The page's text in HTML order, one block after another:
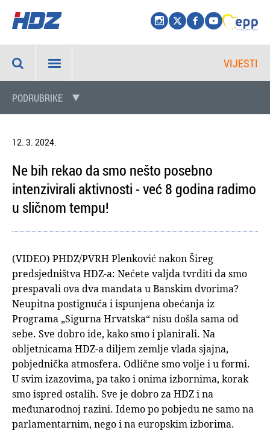
VIJESTI
PODRUBRIKE
12. 3. 2024.
Ne bih rekao da smo nešto posebno
intenzivirali aktivnosti - već 8 godina radimo
u sličnom tempu!
(VIDEO) PHDZ/PVRH Plenković nakon Šireg
predsjedništva HDZ-a: Nećete valjda tvrditi da smo
prespavali ova dva mandata u Banskim dvorima?
Neupitna postignuća i ispunjena obećanja iz
Programa „Sigurna Hrvatska“ nisu došla sama od
sebe. Sve dobro ide, kako smo i planirali. Na
obljetnicama HDZ-a diljem zemlje vlada sjajna,
pobjednička atmosfera. Odlične smo volje i u formi.
U svim izazovima, pa tako i onima izbornima, korak
smo ispred ostalih. Sve je dobro za HDZ i na
međunarodnoj razini. Idemo po pobjedu ne samo na
parlamentarnim, nego i na europskim izborima.